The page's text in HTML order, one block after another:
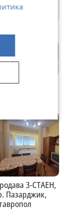
3-СТАЕН,
Пазарджик,